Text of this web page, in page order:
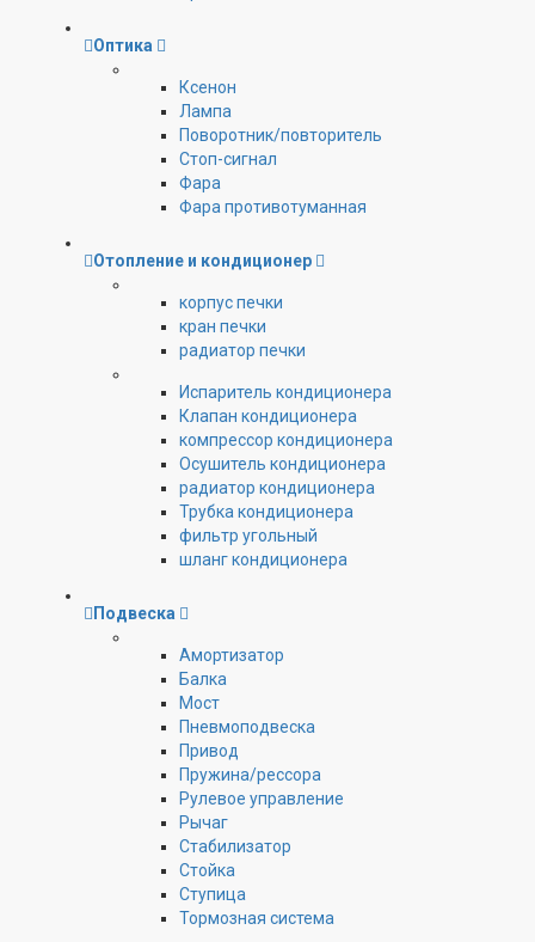
Оптика
Ксенон
Лампа
Поворотник/повторитель
Стоп-сигнал
Фара
Фара противотуманная
Отопление и кондиционер
корпус печки
кран печки
радиатор печки
Испаритель кондиционера
Клапан кондиционера
компрессор кондиционера
Осушитель кондиционера
радиатор кондиционера
Трубка кондиционера
фильтр угольный
шланг кондиционера
Подвеска
Амортизатор
Балка
Мост
Пневмоподвеска
Привод
Пружина/рессора
Рулевое управление
Рычаг
Стабилизатор
Стойка
Ступица
Тормозная система